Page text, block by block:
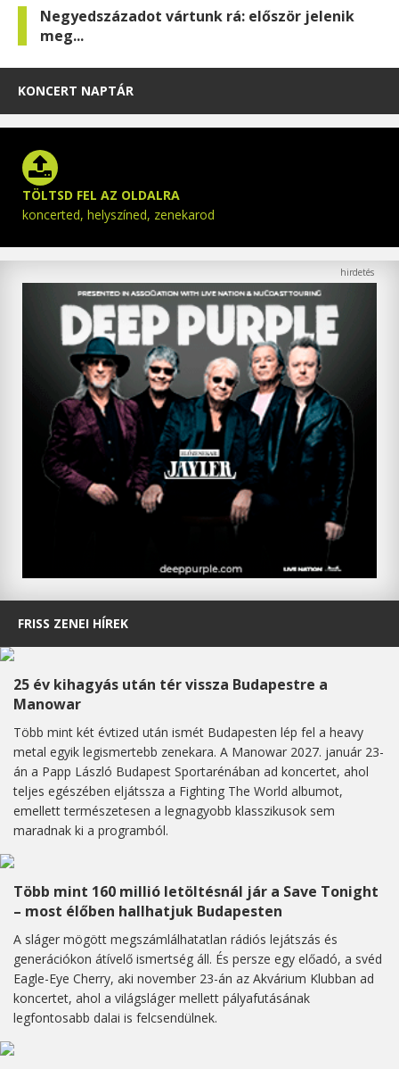
Negyedszázadot vártunk rá: először jelenik
meg...
KONCERT NAPTÁR
TÖLTSD FEL AZ OLDALRA
koncerted, helyszíned, zenekarod
FRISS ZENEI HÍREK
25 év kihagyás után tér vissza Budapestre a
Manowar
Több mint két évtized után ismét Budapesten lép fel a heavy
metal egyik legismertebb zenekara. A Manowar 2027. január 23-
án a Papp László Budapest Sportarénában ad koncertet, ahol
teljes egészében eljátssza a Fighting The World albumot,
emellett természetesen a legnagyobb klasszikusok sem
maradnak ki a programból.
Több mint 160 millió letöltésnál jár a Save Tonight
– most élőben hallhatjuk Budapesten
A sláger mögött megszámlálhatatlan rádiós lejátszás és
generációkon átívelő ismertség áll. És persze egy előadó, a svéd
Eagle-Eye Cherry, aki november 23-án az Akvárium Klubban ad
koncertet, ahol a világsláger mellett pályafutásának
legfontosabb dalai is felcsendülnek.